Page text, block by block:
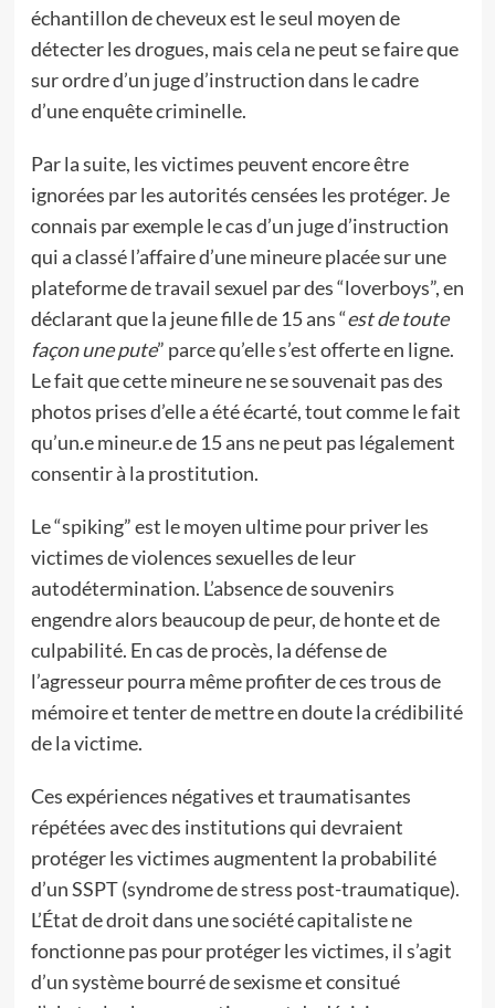
échantillon de cheveux est le seul moyen de
détecter les drogues, mais cela ne peut se faire que
sur ordre d’un juge d’instruction dans le cadre
d’une enquête criminelle.
Par la suite, les victimes peuvent encore être
ignorées par les autorités censées les protéger. Je
connais par exemple le cas d’un juge d’instruction
qui a classé l’affaire d’une mineure placée sur une
plateforme de travail sexuel par des “loverboys”, en
déclarant que la jeune fille de 15 ans “est de toute
façon une pute” parce qu’elle s’est offerte en ligne.
Le fait que cette mineure ne se souvenait pas des
photos prises d’elle a été écarté, tout comme le fait
qu’un.e mineur.e de 15 ans ne peut pas légalement
consentir à la prostitution.
Le “spiking” est le moyen ultime pour priver les
victimes de violences sexuelles de leur
autodétermination. L’absence de souvenirs
engendre alors beaucoup de peur, de honte et de
culpabilité. En cas de procès, la défense de
l’agresseur pourra même profiter de ces trous de
mémoire et tenter de mettre en doute la crédibilité
de la victime.
Ces expériences négatives et traumatisantes
répétées avec des institutions qui devraient
protéger les victimes augmentent la probabilité
d’un SSPT (syndrome de stress post-traumatique).
L’État de droit dans une société capitaliste ne
fonctionne pas pour protéger les victimes, il s’agit
d’un système bourré de sexisme et consitué